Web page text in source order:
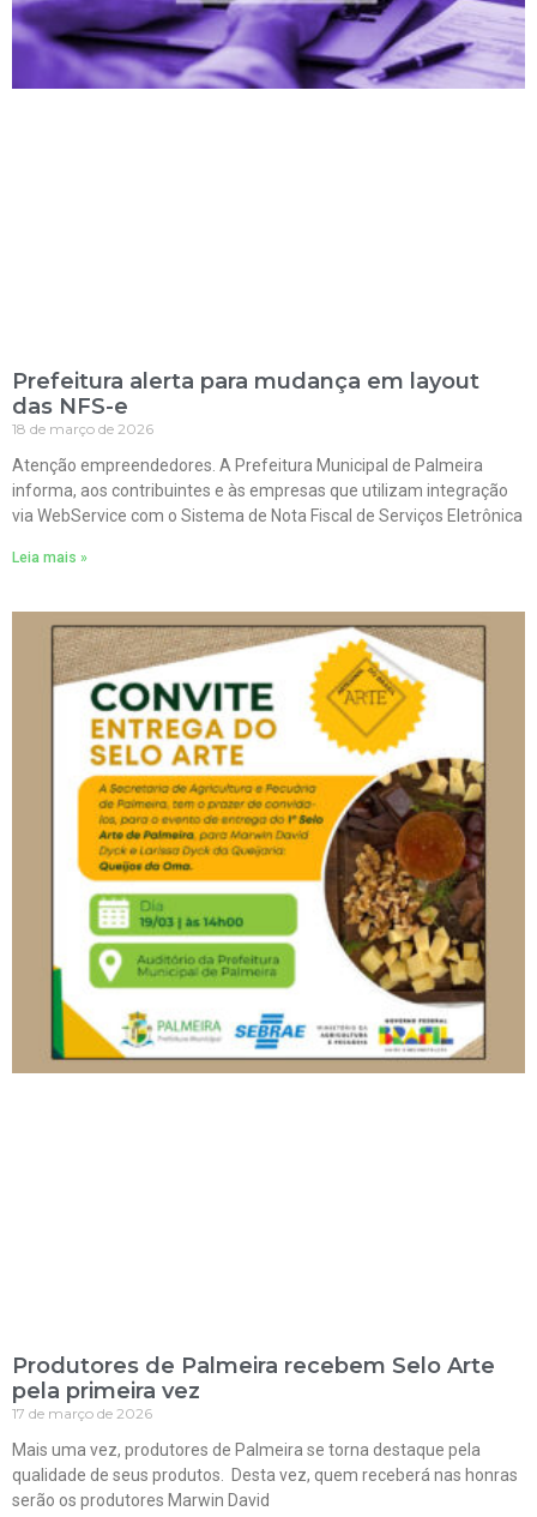
Prefeitura alerta para mudança em layout
das NFS-e
18 de março de 2026
Atenção empreendedores. A Prefeitura Municipal de Palmeira
informa, aos contribuintes e às empresas que utilizam integração
via WebService com o Sistema de Nota Fiscal de Serviços Eletrônica
Leia mais »
Produtores de Palmeira recebem Selo Arte
pela primeira vez
17 de março de 2026
Mais uma vez, produtores de Palmeira se torna destaque pela
qualidade de seus produtos. Desta vez, quem receberá nas honras
serão os produtores Marwin David